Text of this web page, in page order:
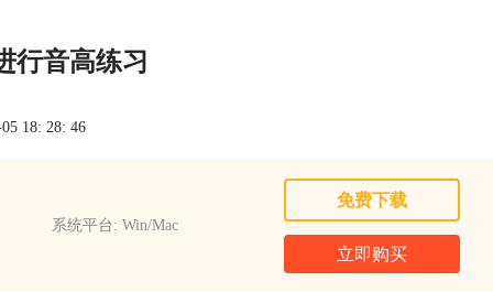
行音高练习
18: 28: 46
系统平台: Win/Mac
免费下载
立即购买